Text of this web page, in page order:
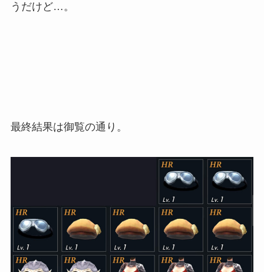
うだけど…。
最終結果は御覧の通り。